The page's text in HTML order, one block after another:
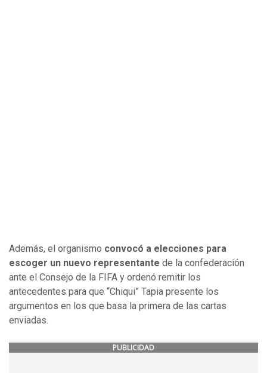
Además, el organismo convocó a elecciones para
escoger un nuevo representante de la confederación
ante el Consejo de la FIFA y ordenó remitir los
antecedentes para que “Chiqui” Tapia presente los
argumentos en los que basa la primera de las cartas
enviadas.
PUBLICIDAD